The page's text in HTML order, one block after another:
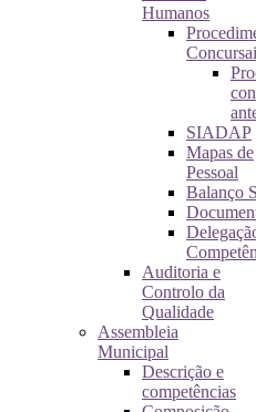
Humanos
SIADAP
Mapas de
Pessoal
Balanço
Auditoria e
Controlo da
Qualidade
Assembleia
Municipal
Descrição e
competências